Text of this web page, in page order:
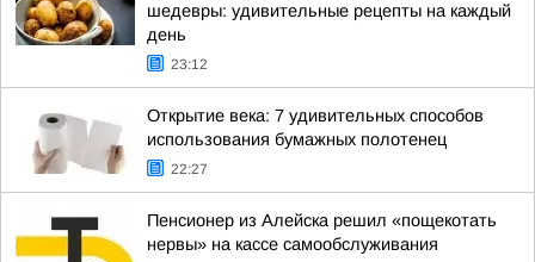
шедевры: удивительные рецепты на каждый
день
23:12
Открытие века: 7 удивительных способов
использования бумажных полотенец
22:27
Пенсионер из Алейска решил «пощекотать
нервы» на кассе самообслуживания